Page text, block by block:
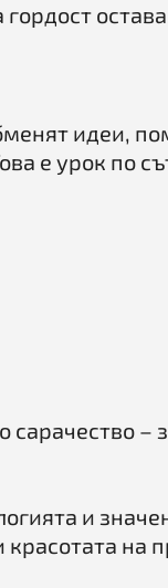
идеи,
е урок по
–
и
на